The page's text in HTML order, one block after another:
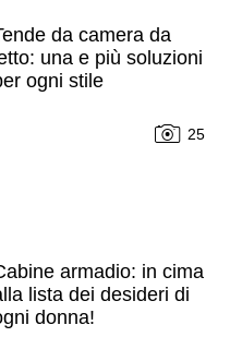
da camera da
una e più soluzioni
ogni stile
25
armadio: in cima
lista dei desideri di
donna!